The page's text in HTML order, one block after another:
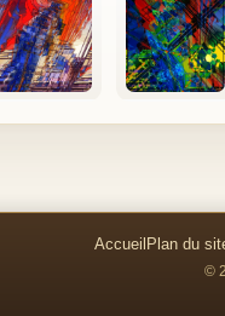
Accueil Plan du
©